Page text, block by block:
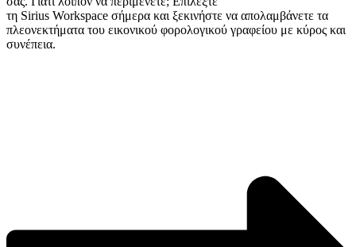
τη Sirius Workspace σήμερα και ξεκινήστε να απολαμβάνετε τα
πλεονεκτήματα του εικονικού φορολογικού γραφείου με κύρος και
συνέπεια.